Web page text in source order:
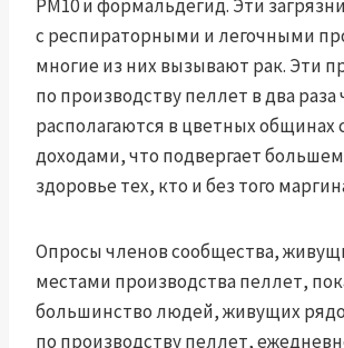
PM10 и формальдегид. Эти
с респираторными и легочными
многие из них вызывают рак. Эти
по производству пеллет в два раза
располагаются в цветных общинах
доходами, что подвергает
здоровье тех, кто и без того
Опросы членов сообщества,
местами производства пеллет,
большинство людей, живущих
по производству пеллет,